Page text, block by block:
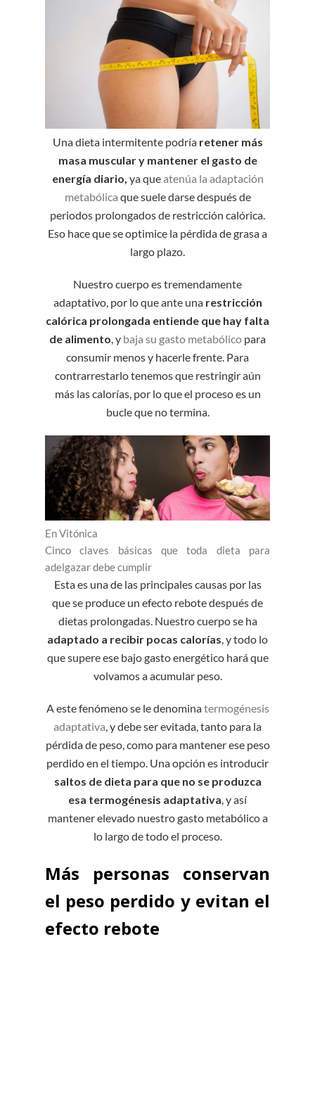
Una dieta intermitente podría retener más
masa muscular y mantener el gasto de
energía diario, ya queatenúa la adaptación
metabólica que suele darse después de
periodos prolongados de restricción calórica.
Eso hace que se optimice la pérdida de grasa a
largo plazo.
Nuestro cuerpo es tremendamente
adaptativo, por lo que ante una restricción
calórica prolongada entiende que hay falta
de alimento , y baja su gasto metabólico para
consumir menos y hacerle frente. Para
contrarrestarlo tenemos que restringir aún
más las calorías, por lo que el proceso es un
bucle que no termina.
En Vitónica
Cinco claves básicas que toda dieta para
adelgazar debe cumplir
Esta es una de las principales causas por las
que se produce un efecto rebote después de
dietas prolongadas. Nuestro cuerpo se ha
adaptado a recibir pocas calorías, y todo lo
que supere ese bajo gasto energético hará que
volvamos a acumular peso.
A este fenómeno se le denominatermogénesis
adaptativa, y debe ser evitada, tanto para la
pérdida de peso, como para mantener ese peso
perdido en el tiempo. Una opción es introducir
saltos de dieta para que no se produzca
esa termogénesis adaptativa, y así
mantener elevado nuestro gasto metabólico a
lo largo de todo el proceso.
Más personas conservan
el peso perdido y evitan el
efecto rebote